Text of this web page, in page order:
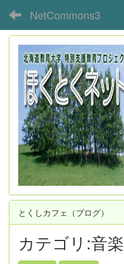
NetCommons3
とくしカフェ（ブログ）
カテゴリ:音楽